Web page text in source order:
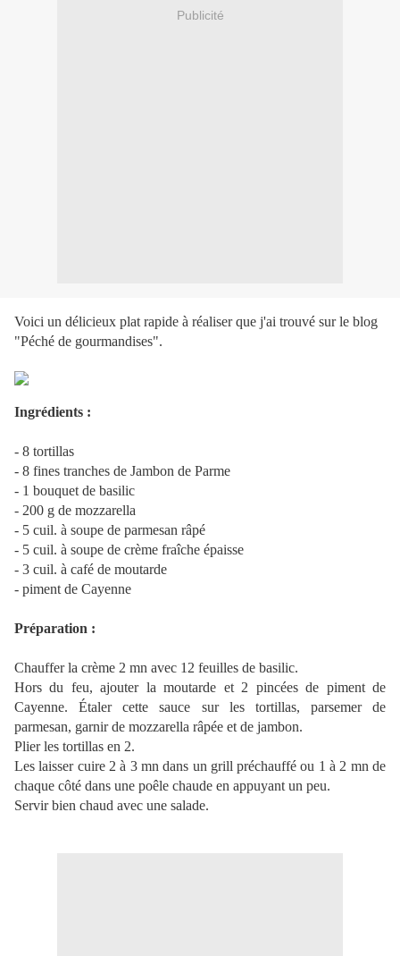
Publicité
Voici un délicieux plat rapide à réaliser que j'ai trouvé sur le blog
"Péché de gourmandises".
Ingrédients :
- 8 tortillas
- 8 fines tranches de Jambon de Parme
- 1 bouquet de basilic
- 200 g de mozzarella
- 5 cuil. à soupe de parmesan râpé
- 5 cuil. à soupe de crème fraîche épaisse
- 3 cuil. à café de moutarde
- piment de Cayenne
Préparation :
Chauffer la crème 2 mn avec 12 feuilles de basilic.
Hors du feu, ajouter la moutarde et 2 pincées de piment de
Cayenne. Étaler cette sauce sur les tortillas, parsemer de
parmesan, garnir de mozzarella râpée et de jambon.
Plier les tortillas en 2.
Les laisser cuire 2 à 3 mn dans un grill préchauffé ou 1 à 2 mn de
chaque côté dans une poêle chaude en appuyant un peu.
Servir bien chaud avec une salade.